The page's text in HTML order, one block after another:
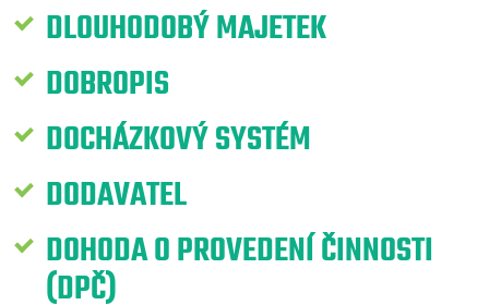
DLOUHODOBÝ MAJETEK
DOBROPIS
DOCHÁZKOVÝ SYSTÉM
DODAVATEL
DOHODA O PROVEDENÍ ČINNOSTI
(DPČ)